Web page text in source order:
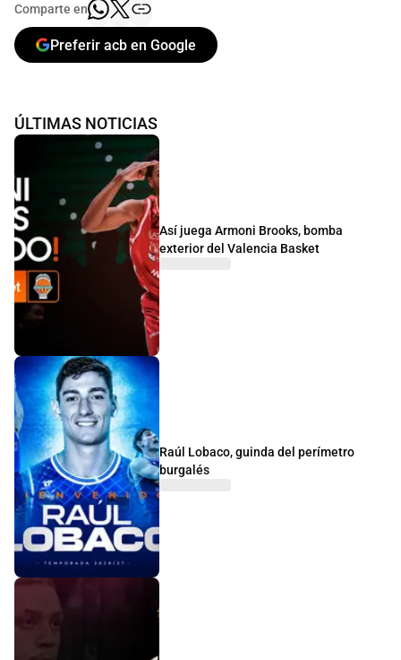
Comparte en
Preferir acb en Google
ÚLTIMAS NOTICIAS
Así juega Armoni Brooks, bomba
exterior del Valencia Basket
Raúl Lobaco, guinda del perímetro
burgalés